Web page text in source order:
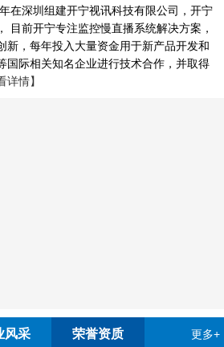
在深圳组建开宁视讯科技有限公司，开宁
目前开宁专注监控慢直播系统解决方案，
新，每年投入大量资金用于新产品开发和
国际相关知名企业进行技术合作，并取得
详情】
风采 荣誉资质 更多+